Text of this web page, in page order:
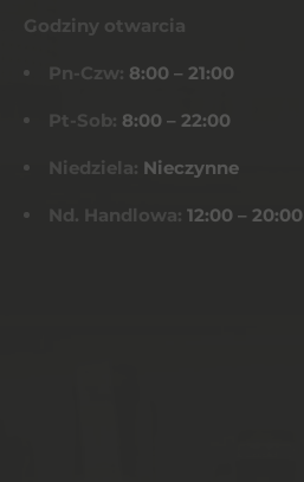
Godziny otwarcia
Pn-Czw: 8:00 – 21:00
Pt-Sob: 8:00 – 22:00
Niedziela: Nieczynne
Nd. Handlowa: 12:00 – 20:00